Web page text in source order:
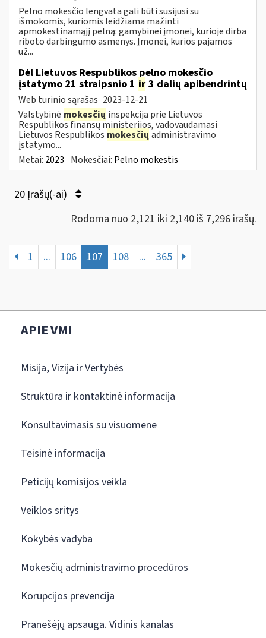
Pelno mokesčio lengvata gali būti susijusi su
išmokomis, kuriomis leidžiama mažinti
apmokestinamąjį pelną: gamybinei įmonei, kurioje dirba
riboto darbingumo asmenys. Įmonei, kurios pajamos
už...
Dėl Lietuvos Respublikos pelno mokesčio
įstatymo 21 straipsnio 1 ir 3 dalių apibendrintų
Web turinio sąrašas 2023-12-21
Valstybinė mokesčių inspekcija prie Lietuvos
Respublikos finansų ministerijos, vadovaudamasi
Lietuvos Respublikos mokesčių administravimo
įstatymo...
Metai: 2023 Mokesčiai: Pelno mokestis
20 Įrašų(-ai)
Rodoma nuo 2,121 iki 2,140 iš 7,296 irašų.
1 ... 106 107 108 ... 365
APIE VMI
Misija, Vizija ir Vertybės
Struktūra ir kontaktinė informacija
Konsultavimasis su visuomene
Teisinė informacija
Peticijų komisijos veikla
Veiklos sritys
Kokybės vadyba
Mokesčių administravimo procedūros
Korupcijos prevencija
Pranešėjų apsauga. Vidinis kanalas